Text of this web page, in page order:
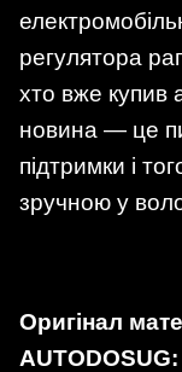
регулятора
хто вже купив
новина — це
підтримки і
зручною у
Оригінал
AUTODOSUG: